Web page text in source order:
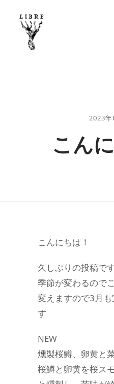
2023年
こん
こんにちは！
久しぶりの投稿です
季節が変わるので
変えますので3月
す
NEW
燻製桜鱒、卵黄と
桜鱒と卵黄を桜ス